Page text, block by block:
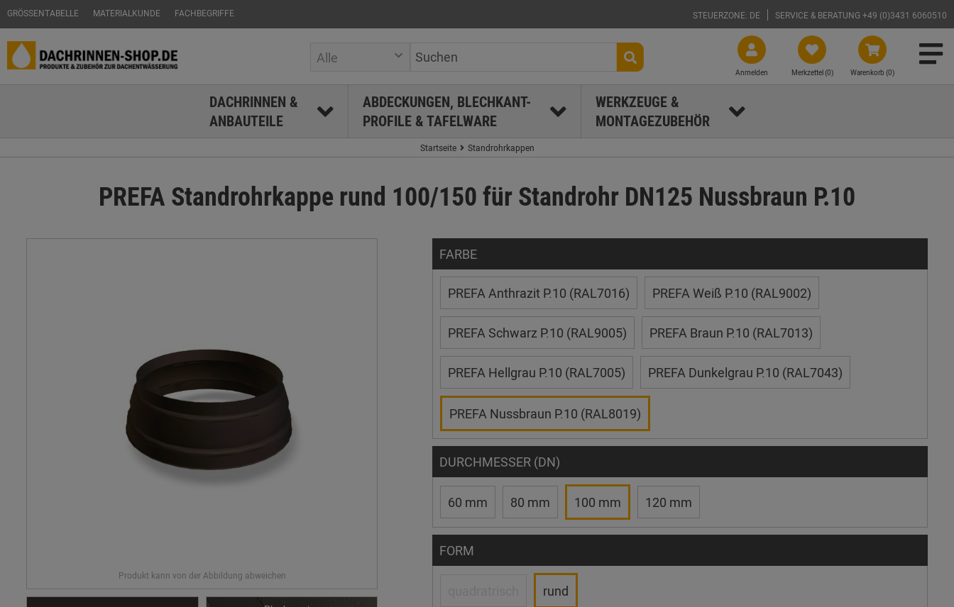
GRÖSSENTABELLE MATERIALKUNDE FACHBEGRIFFE STEUERZONE: DE SERVICE & BERATUNG +49 (0)3431 6060510
Warenkorb (0)
Merkzettel (0)
Anmelden
Alle
DACHRINNEN &
ANBAUTEILE
ABDECKUNGEN, BLECHKANT-
PROFILE & TAFELWARE
WERKZEUGE &
MONTAGEZUBEHÖR
Startseite Standrohrkappen
PREFA Standrohrkappe rund 100/150 für Standrohr DN125 Nussbraun P.10
FARBE
PREFA Anthrazit P.10 (RAL7016) PREFA Weiß P.10 (RAL9002)
PREFA Schwarz P.10 (RAL9005) PREFA Braun P.10 (RAL7013)
PREFA Hellgrau P.10 (RAL7005) PREFA Dunkelgrau P.10 (RAL7043)
PREFA Nussbraun P.10 (RAL8019)
DURCHMESSER (DN)
60 mm 80 mm 100 mm 120 mm
FORM
rund